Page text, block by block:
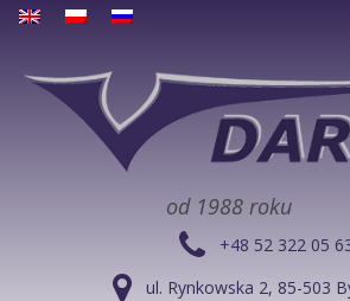
od 1988 roku
+48 52 322 05
ul. Rynkowska 2, 85-503